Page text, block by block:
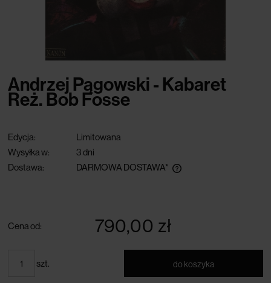
Andrzej Pągowski - Kabaret
Reż. Bob Fosse
Edycja:
Limitowana
Wysyłka w:
3 dni
Dostawa:
DARMOWA DOSTAWA*
Cena od: 790,00 zł
szt. do koszyka